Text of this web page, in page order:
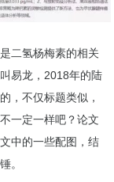
二氢杨梅素的相关
易龙，2018年的陆
，不仅标题类似，
一定一样吧？论文
中的一些配图，结
。